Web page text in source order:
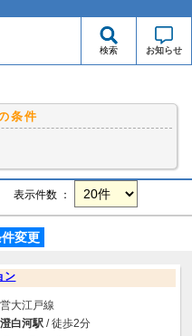
検索 お知らせ
条件
表示件数 ：
変更
ン
大江戸線
白河駅 / 徒歩2分